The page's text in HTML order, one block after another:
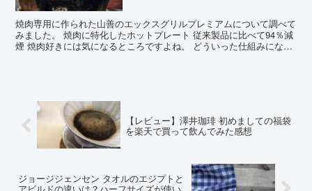
焼肉専用に作られた山善のエックスグリルプレミアムについて調べて
みました。 焼肉に特化したホットプレート 従来製品に比べて94％減
煙 焼肉好きには気になるところですよね。 どういった仕組みになっ
【レビュー】澤井珈琲 初めましての福袋
を楽天で買って飲んでみた感想
ジョージジェンセン タオルのエジプトと